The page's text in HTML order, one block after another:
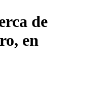
de
en